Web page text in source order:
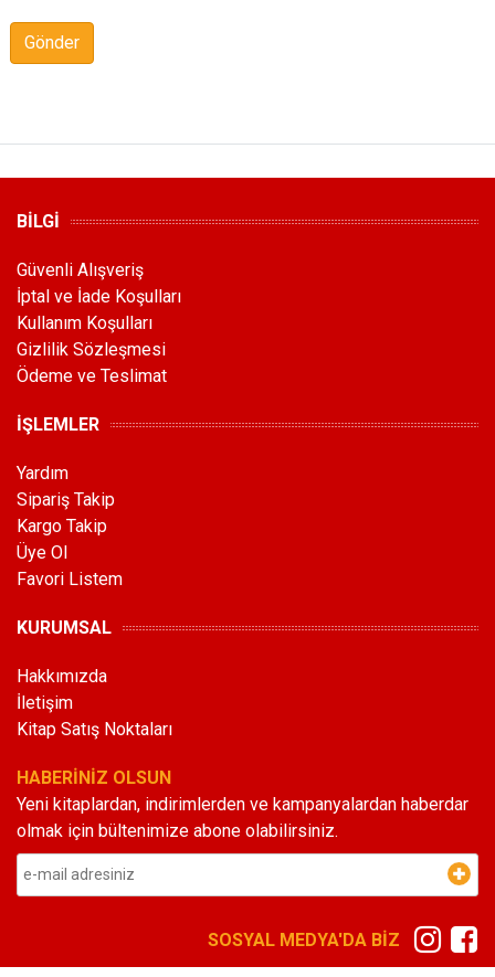
Gönder
BİLGİ
Güvenli Alışveriş
İptal ve İade Koşulları
Kullanım Koşulları
Gizlilik Sözleşmesi
Ödeme ve Teslimat
İŞLEMLER
Yardım
Sipariş Takip
Kargo Takip
Üye Ol
Favori Listem
KURUMSAL
Hakkımızda
İletişim
Kitap Satış Noktaları
HABERİNİZ OLSUN
Yeni kitaplardan, indirimlerden ve kampanyalardan haberdar
olmak için bültenimize abone olabilirsiniz.
SOSYAL MEDYA'DA BİZ